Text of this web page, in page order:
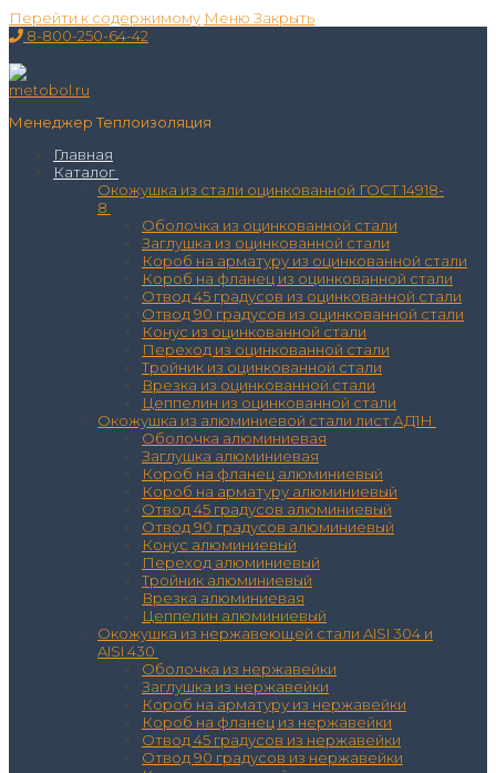
Перейти к содержимому Меню Закрыть
8-800-250-64-42
Менеджер Теплоизоляция
Главная
Каталог
Окожушка из стали оцинкованной ГОСТ 14918-
8
Оболочка из оцинкованной стали
Заглушка из оцинкованной стали
Короб на арматуру из оцинкованной стали
Короб на фланец из оцинкованной стали
Отвод 45 градусов из оцинкованной стали
Отвод 90 градусов из оцинкованной стали
Конус из оцинкованной стали
Переход из оцинкованной стали
Тройник из оцинкованной стали
Врезка из оцинкованной стали
Цеппелин из оцинкованной стали
Окожушка из алюминиевой стали лист АД1Н
Оболочка алюминиевая
Заглушка алюминиевая
Короб на фланец алюминиевый
Короб на арматуру алюминиевый
Отвод 45 градусов алюминиевый
Отвод 90 градусов алюминиевый
Конус алюминиевый
Переход алюминиевый
Тройник алюминиевый
Врезка алюминиевая
Цеппелин алюминиевый
Окожушка из нержавеющей стали AISI 304 и
AISI 430
Оболочка из нержавейки
Заглушка из нержавейки
Короб на арматуру из нержавейки
Короб на фланец из нержавейки
Отвод 45 градусов из нержавейки
Отвод 90 градусов из нержавейки